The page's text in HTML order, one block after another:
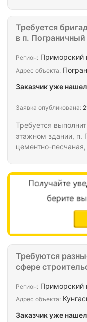
Обязанности: -
конструкций для
-Соблюдение
-Вахтовый метод /
оплата -Оплата
Требуется
этажном здании, п.
цементно-
Требуется
в п. Пограничный
Регион: Приморский
Адрес объекта:
Заказчик уже
Заявка опубликована:
Требуются
сфере
Регион: Приморский
Адрес объекта:
Заказчик уже